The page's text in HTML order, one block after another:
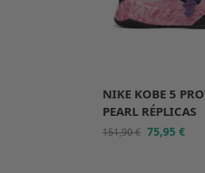
NIKE KOBE 5
PEARL RÉPLICAS
151,90€ 75,95 €